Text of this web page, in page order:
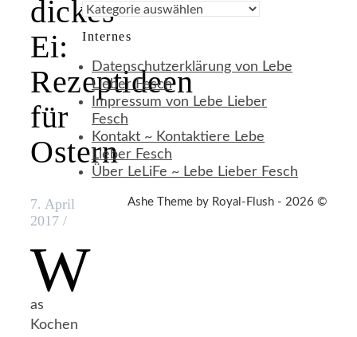
dickes
Ei:
Rezeptideen
für
Ostern
7. April
2017 /
W
as
Kochen
Internes
Datenschutzerklärung von Lebe
Lieber Fesch
Impressum von Lebe Lieber
Fesch
Kontakt ~ Kontaktiere Lebe
Lieber Fesch
Über LeLiFe ~ Lebe Lieber Fesch
Ashe Theme by Royal-Flush - 2026 ©